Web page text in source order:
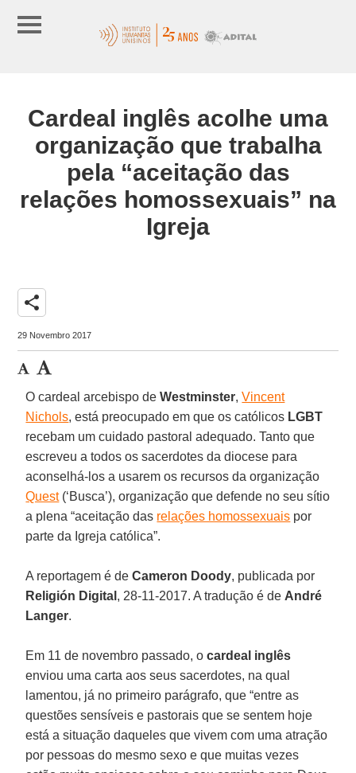
Cardeal inglês acolhe uma
organização que trabalha
pela “aceitação das
relações homossexuais” na
Igreja
share
29 Novembro 2017
O cardeal arcebispo deWestminster,Vincent
Nichols, está preocupado em que os católicos LGBT
recebam um cuidado pastoral adequado. Tanto que
escreveu a todos os sacerdotes da diocese para
aconselhá-los a usarem os recursos da organização
Quest(‘Busca’), organização que defende no seu sítio
a plena “aceitação das relações homossexuais por
parte da Igreja católica”.
A reportagem é deCameron Doody, publicada por
Religión Digital , 28-11-2017. A tradução é de André
Langer.
Em 11 de novembro passado, ocardeal inglês
enviou uma carta aos seus sacerdotes, na qual
lamentou, já no primeiro parágrafo, que “entre as
questões sensíveis e pastorais que se sentem hoje
está a situação daqueles que vivem com uma atração
por pessoas do mesmo sexo e que muitas vezes